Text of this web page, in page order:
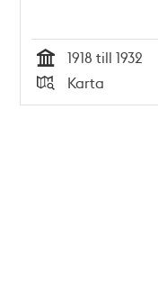
Tid
1918 till 1932
Typ
Karta